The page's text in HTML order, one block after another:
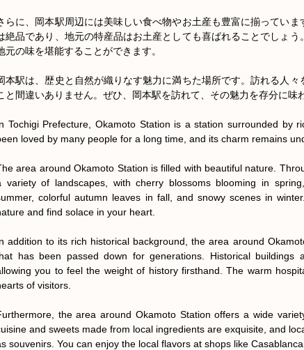
らに、岡本駅周辺には美味しい食べ物やお土産も豊富に揃ってい
絶品であり、地元の特産品はお土産としても喜ばれることでしょう
元の味を堪能することができます。
本駅は、歴史と自然が織りなす魅力に満ちた場所です。訪れる人
と間違いありません。ぜひ、岡本駅を訪れて、その魅力を存分に味
Tochigi Prefecture, Okamoto Station is a station surrounded by
loved by many people for a long time, and its charm remains
area around Okamoto Station is filled with beautiful nature.
variety of landscapes, with cherry blossoms blooming in
colorful autumn leaves in fall, and snowy scenes in
and find solace in your heart.
addition to its rich historical background, the area around
has been passed down for generations. Historical buildings
you to feel the weight of history firsthand. The warm
of visitors.
the area around Okamoto Station offers a wide
and sweets made from local ingredients are exquisite, and
souvenirs. You can enjoy the local flavors at shops like Casablanca